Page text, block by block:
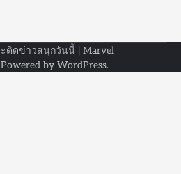
ะติดข่าวสนุกวันนี้ | Marvel
Powered by WordPress.